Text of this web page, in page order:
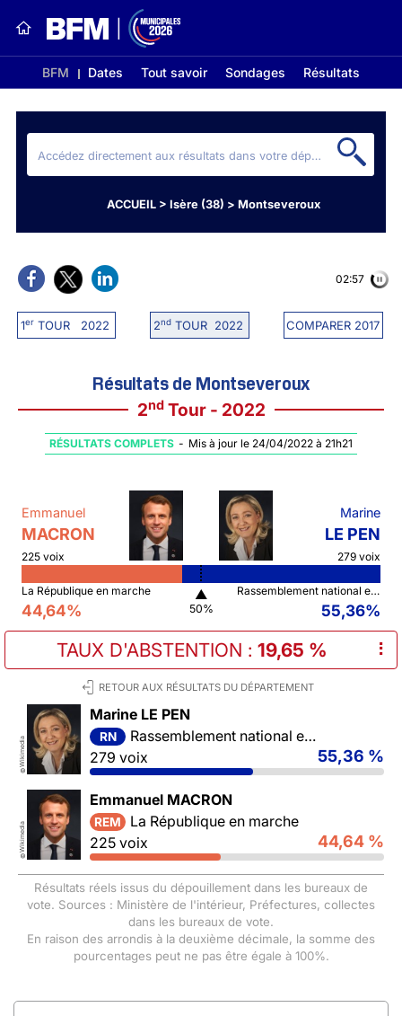
BFM Dates Tout savoir Sondages Résultats
ACCUEIL > Isère (38) > Montseveroux
1erTOUR 2022 2ndTOUR 2022 COMPARER 2017
02:56
Résultats de Montseveroux
2ndTour - 2022
RÉSULTATS COMPLETS - Mis à jour le 24/04/2022 à 21h21
Emmanuel
MACRON
225 voix
Marine
LE PEN
279 voix
La République en marche
44,64%
▲
50%
Rassemblement national et ses alliés
55,36%
TAUX D'ABSTENTION : 19,65 % ⠇
RETOUR AUX RÉSULTATS DU DÉPARTEMENT
©
Wikimedia
Marine LE PEN
RN
Rassemblement national et ses alliés
279 voix
55,36 %
©
Wikimedia
Emmanuel MACRON
REM
La République en marche
225 voix
44,64 %
Résultats réels issus du dépouillement dans les bureaux de
vote. Sources : Ministère de l'intérieur, Préfectures, collectes
dans les bureaux de vote.
En raison des arrondis à la deuxième décimale, la somme des
pourcentages peut ne pas être égale à 100%.